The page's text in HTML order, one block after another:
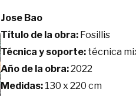
Jose Bao
Título de la obra: Fosillis
Técnica y soporte: técnica
Año de la obra:2022
Medidas: 130 x 220 cm